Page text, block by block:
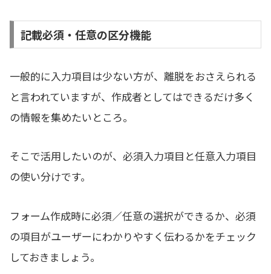
記載必須・任意の区分機能
一般的に入力項目は少ない方が、離脱をおさえられる
と言われていますが、作成者としてはできるだけ多く
の情報を集めたいところ。
そこで活用したいのが、必須入力項目と任意入力項目
の使い分けです。
フォーム作成時に必須／任意の選択ができるか、必須
の項目がユーザーにわかりやすく伝わるかをチェック
しておきましょう。